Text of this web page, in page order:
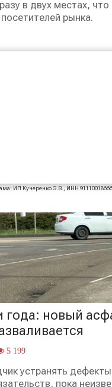
в двух местах,
рынка.
ИП Кучеренко Э.В., ИНН
года: новый
5 199
устранять
пока